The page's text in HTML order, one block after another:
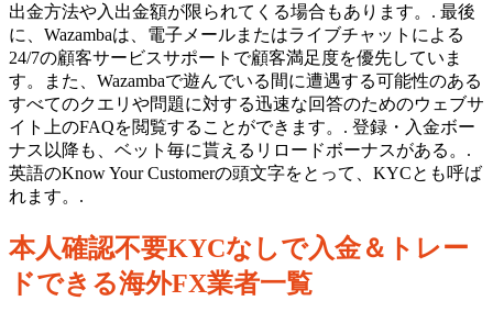
出金方法や入出金額が限られてくる場合もあります。. 最後
に、Wazambaは、電子メールまたはライブチャットによる
24/7の顧客サービスサポートで顧客満足度を優先していま
す。また、Wazambaで遊んでいる間に遭遇する可能性のある
すべてのクエリや問題に対する迅速な回答のためのウェブサ
イト上のFAQを閲覧することができます。. 登録・入金ボー
ナス以降も、ベット毎に貰えるリロードボーナスがある。.
英語のKnow Your Customerの頭文字をとって、KYCとも呼ば
れます。.
本人確認不要KYCなしで入金＆トレー
ドできる海外FX業者一覧